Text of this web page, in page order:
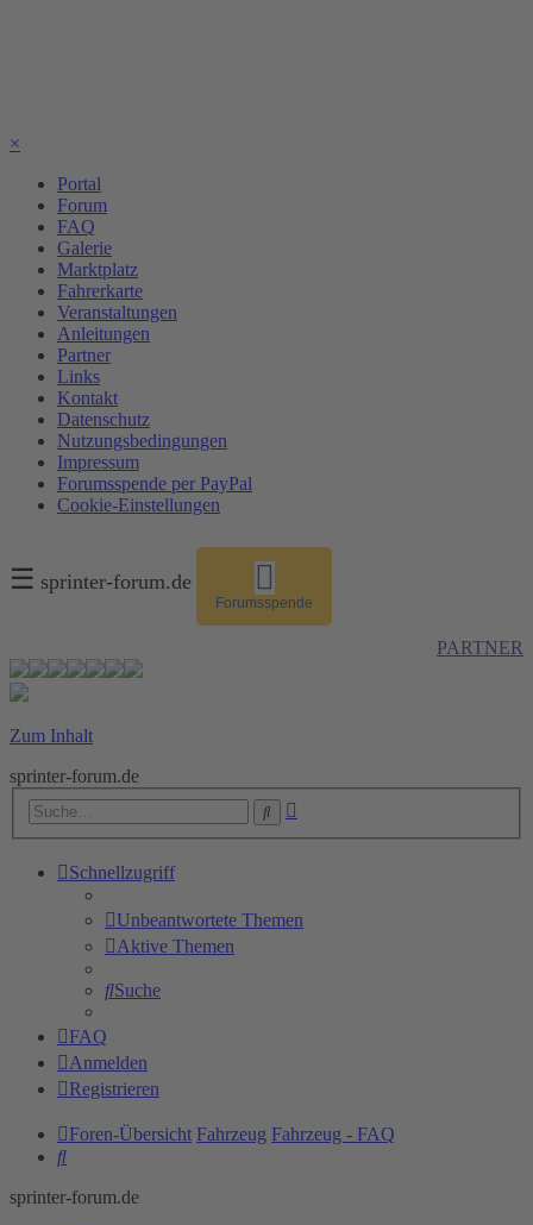
×
Portal
Forum
FAQ
Galerie
Marktplatz
Fahrerkarte
Veranstaltungen
Anleitungen
Partner
Links
Kontakt
Datenschutz
Nutzungsbedingungen
Impressum
Forumsspende per PayPal
Cookie-Einstellungen
☰ sprinter-forum.de
Forumsspende
PARTNER
Zum Inhalt
sprinter-forum.de
Suche
Schnellzugriff
Unbeantwortete Themen
Aktive Themen
Suche
FAQ
Anmelden
Registrieren
Foren-Übersicht Fahrzeug Fahrzeug - FAQ
Suche
sprinter-forum.de